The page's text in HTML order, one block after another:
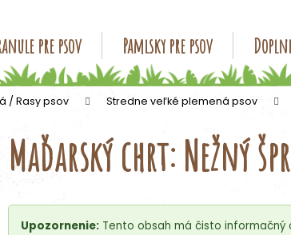
pre psov Pamlsky pre psov
/ Rasy psov Stredne veľké plemená psov
Maďarský chrt: Nežný
Upozornenie: Tento obsah má čisto
Čo potrebujete nájsť?
HĽADAŤ
Odporúčame